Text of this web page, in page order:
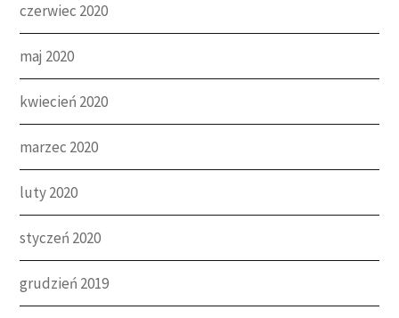
czerwiec 2020
maj 2020
kwiecień 2020
marzec 2020
luty 2020
styczeń 2020
grudzień 2019